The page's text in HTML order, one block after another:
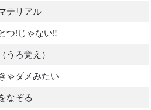
#159
---
#184
---
テリアル
つ!じゃない‼︎
ろ覚え）
ゃダメみたい
なぞる